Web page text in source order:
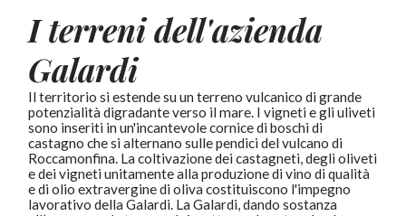
I terreni dell'azienda
Galardi
Il territorio si estende su un terreno vulcanico di grande
potenzialità digradante verso il mare. I vigneti e gli uliveti
sono inseriti in un'incantevole cornice di boschi di
castagno che si alternano sulle pendici del vulcano di
Roccamonfina. La coltivazione dei castagneti, degli oliveti
e dei vigneti unitamente alla produzione di vino di qualità
e di olio extravergine di oliva costituiscono l'impegno
lavorativo della Galardi. La Galardi, dando sostanza